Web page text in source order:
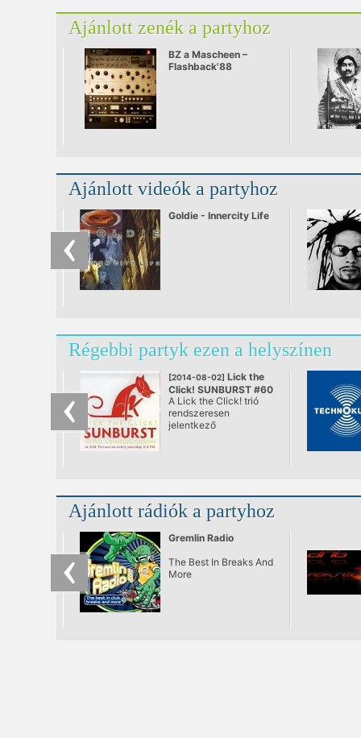
Ajánlott zenék a partyhoz
BZ a Mascheen –
Flashback'88
Ajánlott videók a partyhoz
Goldie - Innercity Life
Régebbi partyk ezen a helyszínen
[2014-08-02] Lick the
Click! SUNBURST #60
@ A38, Budapest
A Lick the Click! trió
rendszeresen
jelentkező
se nem before. Ebéd
utáni lazulás a Dunán.
Bólogatós,
kézfelrakós,
remek italok egészen
naplementéig.
Ajánlott rádiók a partyhoz
Gremlin Radio
The Best In Breaks And
More